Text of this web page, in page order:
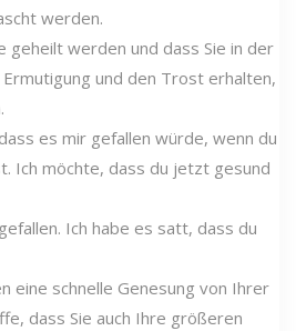
werden.
geheilt werden und dass Sie in der
und den Trost erhalten,
es mir gefallen würde, wenn du
Ich möchte, dass du jetzt gesund
Ich habe es satt, dass du
eine schnelle Genesung von Ihrer
dass Sie auch Ihre größeren